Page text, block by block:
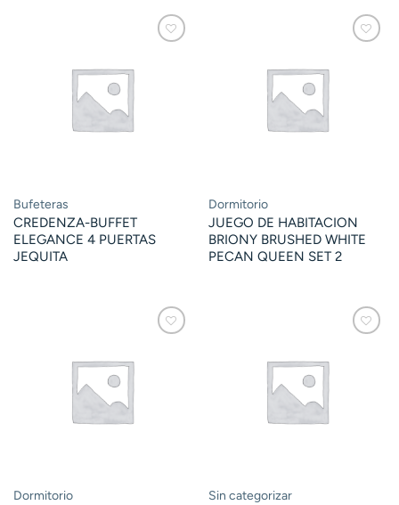
Bufeteras
CREDENZA-BUFFET
ELEGANCE 4 PUERTAS
JEQUITA
Dormitorio
JUEGO DE HABITACION
BRIONY BRUSHED WHITE
PECAN QUEEN SET 2
Dormitorio Sin categorizar